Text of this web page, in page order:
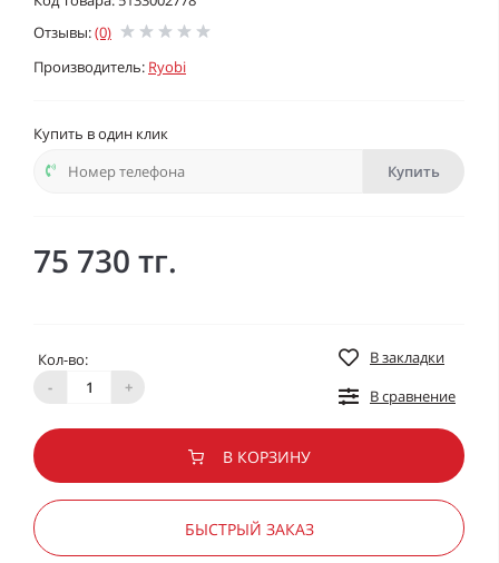
Отзывы:(0)
Производитель: Ryobi
Купить в один клик
Купить
75 730 тг.
Кол-во:
-
+
В закладки
В сравнение
В КОРЗИНУ
БЫСТРЫЙ ЗАКАЗ